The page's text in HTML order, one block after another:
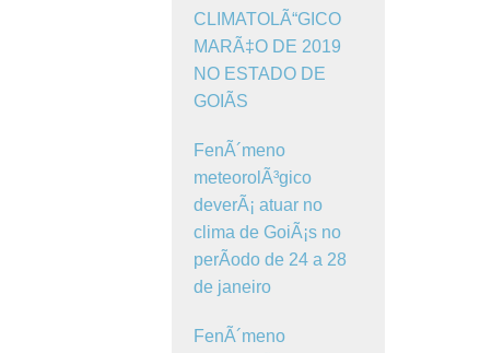
CLIMATOLÃ“GICO
MARÃ‡O DE 2019
NO ESTADO DE
GOIÃS
FenÃ´meno
meteorolÃ³gico
deverÃ¡ atuar no
clima de GoiÃ¡s no
perÃ­odo de 24 a 28
de janeiro
FenÃ´meno